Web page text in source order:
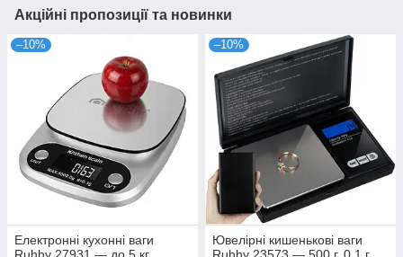
Акційні пропозиції та новинки
–10%
Електронні кухонні ваги
–10%
Ювелірні кишенькові ваги